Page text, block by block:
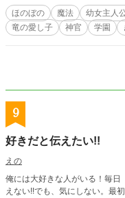
しよう〜 「えっ!? 聖女って給料が出るの!? 思っていたより高収入。なら、や
ります!! 聖女のお仕事頑張ります!!」 その前に、学園で勉強
成績取って、給料アップ。 両親大好きっ子平民聖女様と白いモフモフ聖獣様
ほのぼの 魔法 幼女主人
竜の愛し子
神官 学園
9
好きだと伝えたい!!
えの
俺には大好きな人がいる！毎日
えない!!でも、気にしない。最